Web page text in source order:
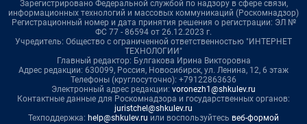
Зарегистрировано Федеральной службой по надзору в сфере связи,
информационных технологий и массовых коммуникаций (Роскомнадзор)
Регистрационный номер и дата принятия решения о регистрации: ЭЛ №
ФС 77 - 86594 от 26.12.2023 г.
Учредитель: Общество с ограниченной ответственностью "ИНТЕРНЕТ
ТЕХНОЛОГИИ"
Главный редактор: Булгакова Ирина Викторовна
Адрес редакции: 630099, Россия, Новосибирск, ул. Ленина, 12, 6 этаж
Телефоны (круглосуточно): +79122863636
Электронный адрес редакции: voronezh1@shkulev.ru
Контактные данные для Роскомнадзора и государственных органов:
juristchel@shkulev.ru
Техподдержка: help@shkulev.ru или воспользуйтесь веб-формой